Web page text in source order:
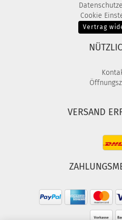
Cookie
Vertrag
VERSAND